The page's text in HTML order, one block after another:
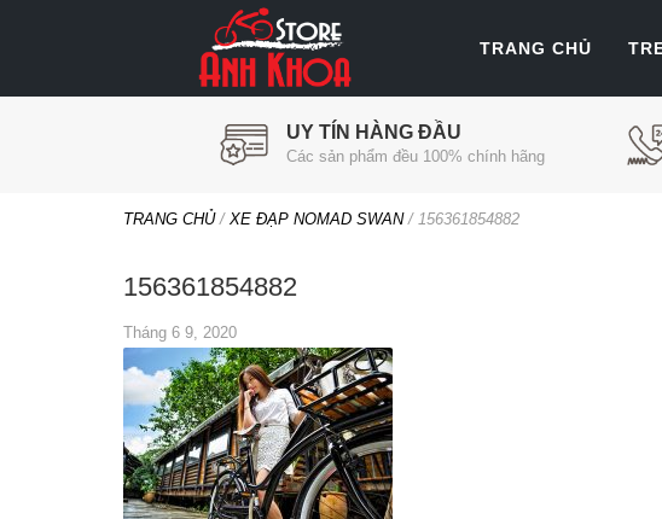
TRANG CHỦ
UY TÍN HÀNG ĐẦU
Các sản phẩm đều 100% chính hãng
TRANG CHỦ/ XE ĐẠP NOMAD SWAN/ 156361854882
156361854882
Tháng 6 9, 2020